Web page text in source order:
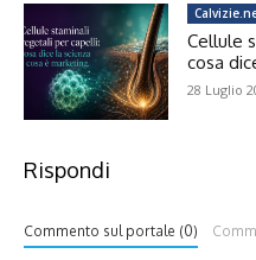
Cellule
cosa
28 Luglio
Rispondi
Commento sul portale (0)